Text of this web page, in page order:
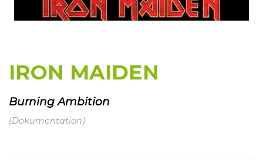
IRON MAIDEN
Burning Ambition
(Dokumentation)